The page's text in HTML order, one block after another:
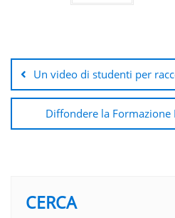
articoli
Un video di studenti per
Diffondere la
CERCA